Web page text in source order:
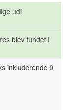
ud!
blev fundet i
inkluderende 0